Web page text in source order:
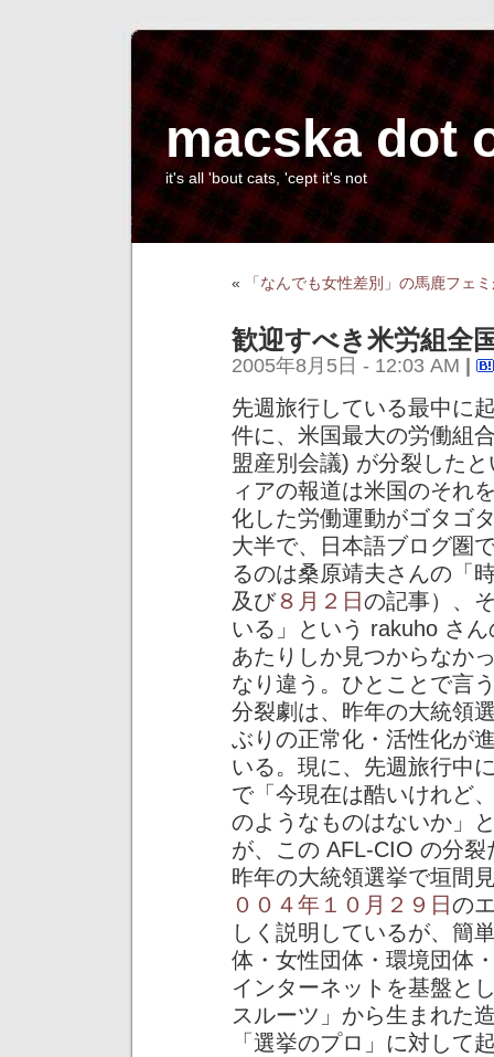
macska dot
it's all 'bout cats, 'cept it's not
« 「なんでも女性差別」の馬鹿フェ
歓迎すべき米労組全
2005年8月5日 - 12:03 AM
先週旅行している最中に
件に、米国最大の労働組
盟産別会議) が分裂した
ィアの報道は米国のそれ
化した労働運動がゴタゴ
大半で、日本語ブログ圏
るのは桑原靖夫さんの「
及び８月２日 の記事）、
いる」という rakuho さん
あたりしか見つからなか
なり違う。ひとことで言
分裂劇は、昨年の大統領
ぶりの正常化・活性化が
いる。現に、先週旅行中
で「今現在は酷いけれど
のようなものはないか」
が、この AFL-CIO の分裂
昨年の大統領選挙で垣間
００４年１０月２９日 の
しく説明しているが、簡
体・女性団体・環境団体
インターネットを基盤と
スルーツ」から生まれた
「選挙のプロ」に対して